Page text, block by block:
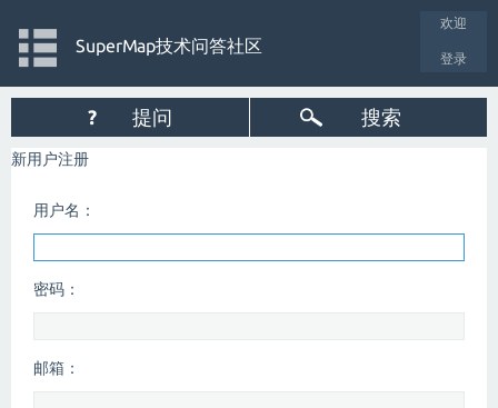
欢迎
登录
SuperMap技术问答社区
? 提问 搜索
新用户注册
用户名：
密码：
邮箱：